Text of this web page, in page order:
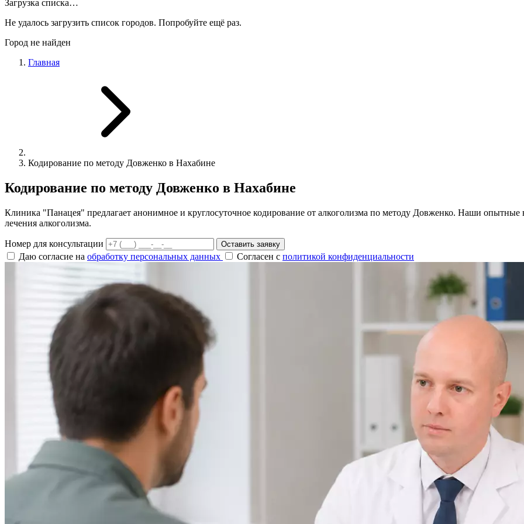
Загрузка списка…
Не удалось загрузить список городов. Попробуйте ещё раз.
Город не найден
Главная
Кодирование по методу Довженко в Нахабине
Кодирование по методу Довженко в Нахабине
Клиника "Панацея" предлагает анонимное и круглосуточное кодирование от алкоголизма по методу Довженко. Наши
лечения алкоголизма.
Номер для консультации Оставить заявку
Даю согласие на обработку персональных данных Согласен с политикой конфиденциальности